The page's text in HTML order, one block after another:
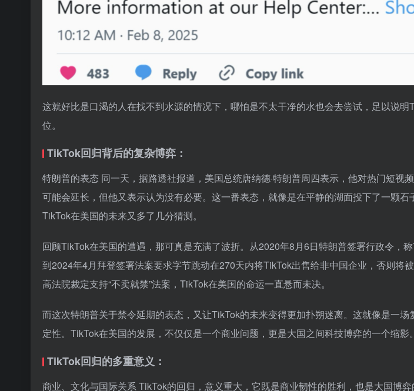
这就好比是口渴的人在找不到水源的情况下，哪怕是不太干净的水也会去尝试，足以说
位。
TikTok回归背后的复杂博弈：
特朗普的表态 同一天，据路透社报道，美国总统唐纳德·特朗普周四表示，他对热门短视
可能会延长，但他又表示认为没有必要。这一番表态，就像是在平静的湖面投下了一颗
TikTok在美国的未来又多了几分猜测。
回顾TikTok在美国的遭遇，那可真是充满了波折。从2020年8月6日特朗普签署行政令，
到2024年4月拜登签署法案要求字节跳动在270天内将TikTok出售给非中国企业，否则将
高法院裁定支持“不卖就禁”法案，TikTok在美国的命运一直悬而未决。
而这次特朗普关于禁令延期的表态，又让TikTok的未来变得更加扑朔迷离。这就像是一
定性。TikTok在美国的发展，不仅仅是一个商业问题，更是大国之间科技博弈的一个缩影。
TikTok回归的多重意义：
商业、文化与国际关系 TikTok的回归，意义重大，它既是商业韧性的胜利，也是大国博弈